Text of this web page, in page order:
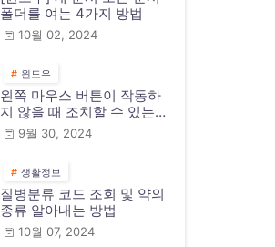
폴더를 여는 4가지 방법
10월 02, 2024
윈도우
왼쪽 마우스 버튼이 작동하
지 않을 때 조치할 수 있는
10가지 방법
9월 30, 2024
생활정보
질병분류 코드 조회 및 약의
종류 알아내는 방법
10월 07, 2024